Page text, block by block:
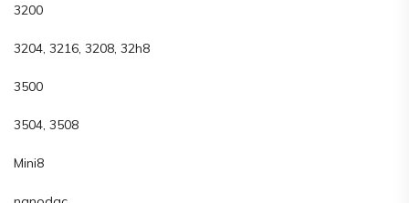
3200
3204, 3216, 3208, 32h8
3500
3504, 3508
Mini8